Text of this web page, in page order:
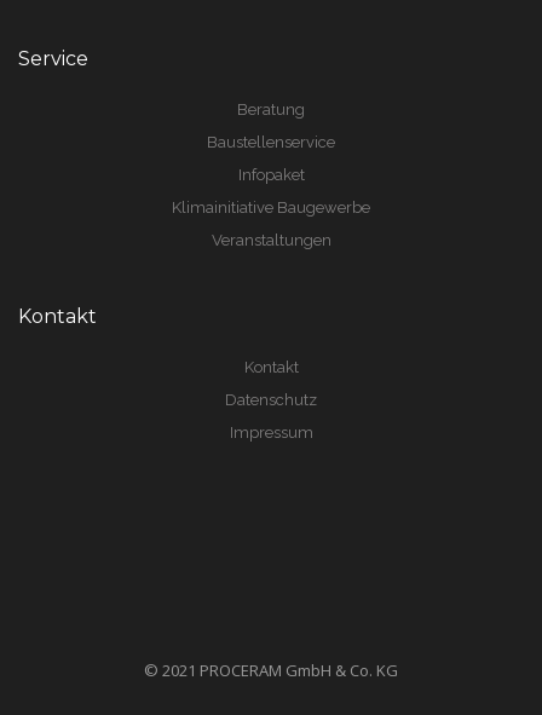
Service
Beratung
Baustellenservice
Infopaket
Klimainitiative Baugewerbe
Veranstaltungen
Kontakt
Kontakt
Datenschutz
Impressum
© 2021 PROCERAM GmbH & Co. KG